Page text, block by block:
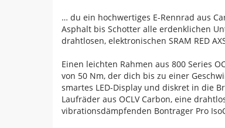
… du ein hochwertiges E-Rennrad aus
Asphalt bis Schotter alle erdenklichen
drahtlosen, elektronischen SRAM RED
Einen leichten Rahmen aus 800 Series
von 50 Nm, der dich bis zu einer
smartes LED-Display und diskret in die
Laufräder aus OCLV Carbon, eine
vibrationsdämpfenden Bontrager Pro